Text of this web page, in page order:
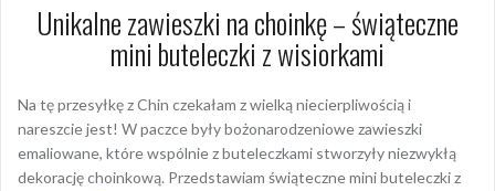
Unikalne zawieszki na choinkę – świąteczne
mini buteleczki z wisiorkami
Na tę przesyłkę z Chin czekałam z wielką niecierpliwością i
nareszcie jest! W paczce były bożonarodzeniowe zawieszki
emaliowane, które wspólnie z buteleczkami stworzyły niezwykłą
dekorację choinkową. Przedstawiam świąteczne mini buteleczki z